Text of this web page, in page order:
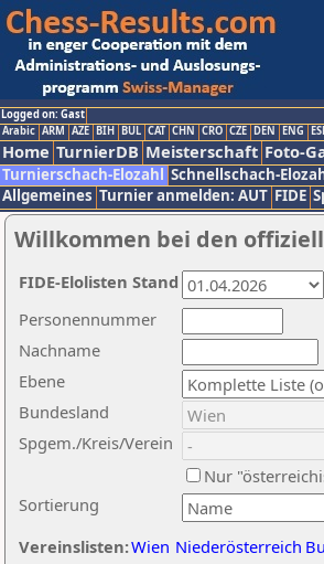
Logged on: Gast
Arabic ARM AZE BIH BUL CAT CHN CRO CZE DEN ENG
Home TurnierDB Meisterschaft Foto-
Turnierschach-Elozahl Schnellschach-
Allgemeines Turnier anmelden: AUT FIDE
Willkommen bei den
Nachname
Ebene
Sortierung
Personennummer
Bundesland
Spgem./Kreis/Verein
Nur
Vereinslisten:Wien Niederösterreich
FIDE-Elolisten Stand